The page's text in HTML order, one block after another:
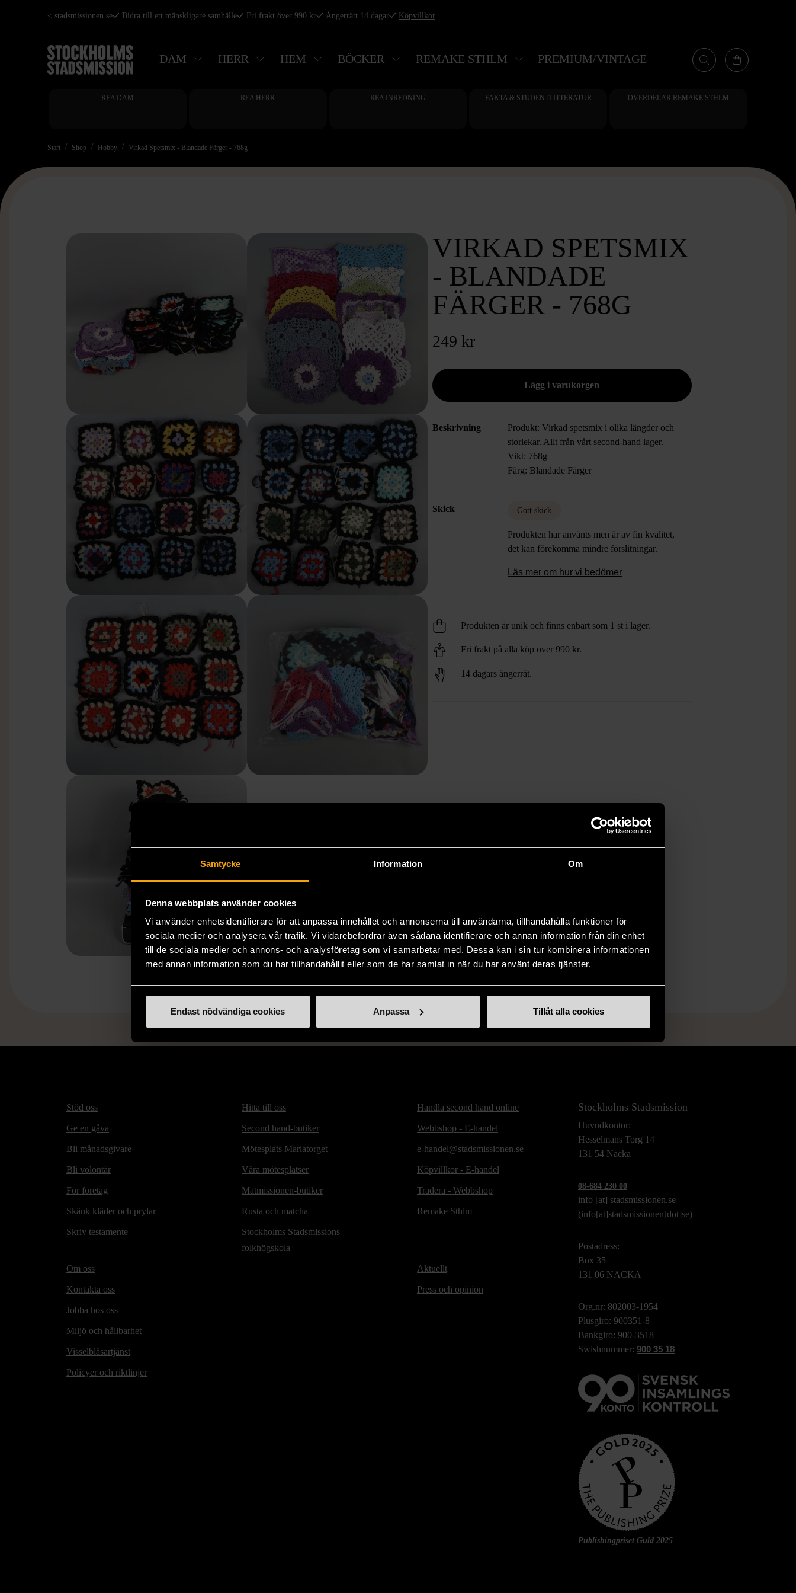
Samtycke Information Om
Denna webbplats använder cookies
Vi använder enhetsidentifierare för att anpassa innehållet och annonserna till användarna, tillhandahålla funktioner för
sociala medier och analysera vår trafik. Vi vidarebefordrar även sådana identifierare och annan information från din enhet
till de sociala medier och annons- och analysföretag som vi samarbetar med. Dessa kan i sin tur kombinera informationen
med annan information som du har tillhandahållit eller som de har samlat in när du har använt deras tjänster.
Endast nödvändiga cookies Anpassa Tillåt alla cookies
Hoppa
huvudinnehåll
< stadsmissionen.se Bidra till ett mänskligare samhälle Fri frakt över 990 kr Ångerrätt 14 dagar Köpvillkor
DAM HERR HEM BÖCKER REMAKE STHLM PREMIUM/VINTAGE
REA DAM REA HERR REA INREDNING FAKTA & STUDENTLITTERATUR ÖVERDELAR REMAKE STHLM
Start Shop Hobby Virkad Spetsmix - Blandade Färger - 768g
VIRKAD SPETSMIX
- BLANDADE
FÄRGER - 768G
249 kr
Beskrivning
Produkt: Virkad spetsmix i olika längder och
storlekar. Allt från vårt second-hand lager.
Vikt: 768g
Färg: Blandade Färger
Skick Gott skick
Produkten har använts men är av fin kvalitet,
det kan förekomma mindre förslitningar.
Läs mer om hur vi bedömer
Produkten är unik och finns enbart som 1 st i lager.
Fri frakt på alla köp över 990 kr.
14 dagars ångerrät.
Stöd oss
Ge en gåva
Bli månadsgivare
Bli volontär
För företag
Skänk kläder och prylar
Skriv testamente
Hitta till oss
Second hand-butiker
Mötesplats Mariatorget
Våra mötesplatser
Matmissionen-butiker
Rusta och matcha
Stockholms Stadsmissions
folkhögskola
Handla second hand online
Webbshop - E-handel
e-handel@stadsmissionen.se
Köpvillkor - E-handel
Tradera - Webbshop
Remake Sthlm
Om oss
Kontakta oss
Jobba hos oss
Miljö och hållbarhet
Visselblåsartjänst
Policyer och riktlinjer
Aktuellt
Press och opinion
Stockholms Stadsmission
Huvudkontor:
Hesselmans Torg 14
131 54 Nacka
08-684 230 00
info [at] stadsmissionen.se
(info[at]stadsmissionen[dot]se)
Postadress:
Box 35
131 06 NACKA
Org.nr: 802003-1954
Plusgiro: 900351-8
Bankgiro: 900-3518
Swishnummer: 900 35 18
Publishingpriset Guld 2025